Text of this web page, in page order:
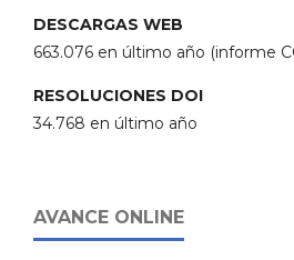
DESCARGAS WEB
663.076 en último año (informe
RESOLUCIONES DOI
34.768 en último año
AVANCE ONLINE